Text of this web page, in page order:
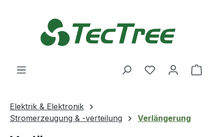
Du hast 0
Elektrik & Elektronik
Stromerzeugung & -verteilung
Verlängerung